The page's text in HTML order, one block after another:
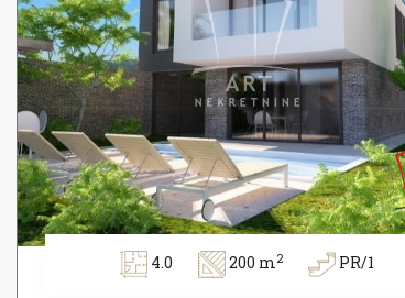
4.0 200 m2 PR/1